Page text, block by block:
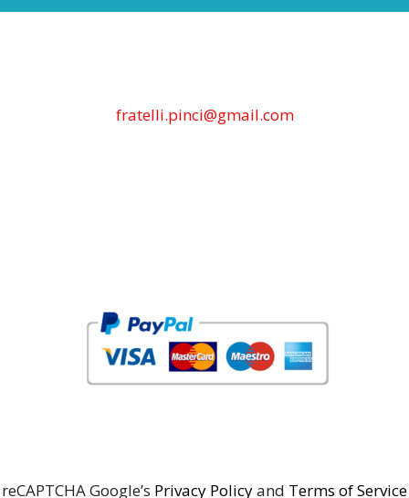
fratelli.pinci@gmail.com
reCAPTCHA Google’s Privacy Policyand Terms of Service